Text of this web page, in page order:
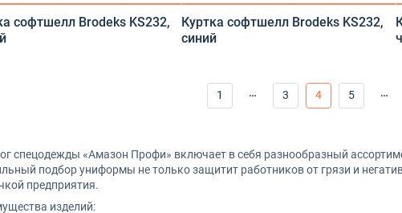
софтшелл Brodeks KS232,
Куртка софтшелл Brodeks KS232,
синий
1 … 3 4 5 …
спецодежды «Амазон Профи» включает в себя разнообразный
подбор униформы не только защитит работников от грязи и
предприятия.
изделий: